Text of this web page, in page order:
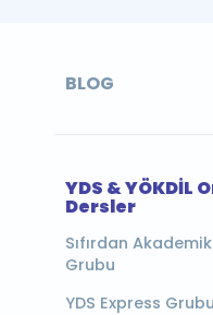
BLOG
YDS & YÖKDİL
Dersler
Sıfırdan
Grubu
YDS Express Grubu